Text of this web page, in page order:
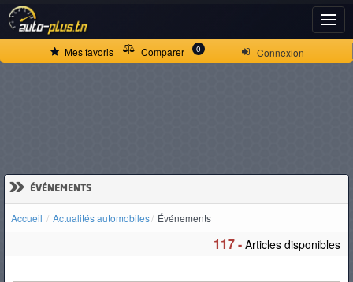
Connexion
Mes favoris Comparer 0
» ÉVÉNEMENTS
Accueil Actualités automobiles Événements
117 - Articles disponibles
ACCUEIL